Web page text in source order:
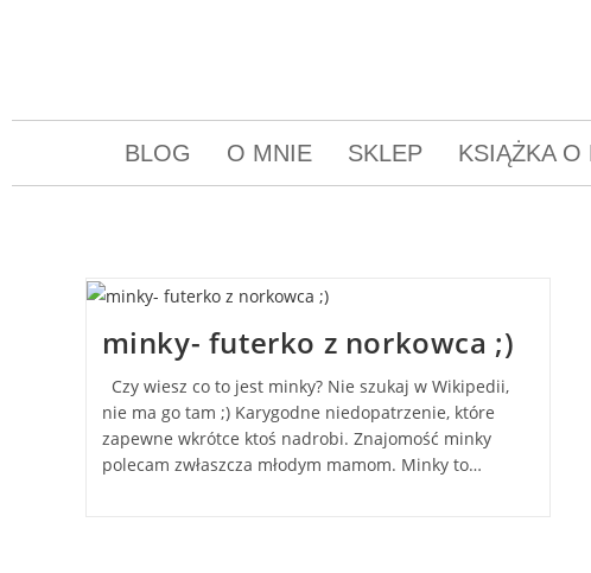
BLOG O MNIE SKLEP KSIĄŻKA O
minky- futerko z norkowca ;)
Czy wiesz co to jest minky? Nie szukaj w Wikipedii,
nie ma go tam ;) Karygodne niedopatrzenie, które
zapewne wkrótce ktoś nadrobi. Znajomość minky
polecam zwłaszcza młodym mamom. Minky to…